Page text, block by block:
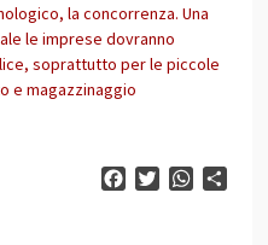
la concorrenza. Una
le imprese dovranno
soprattutto per le piccole
e magazzinaggio
FacebookTwitter